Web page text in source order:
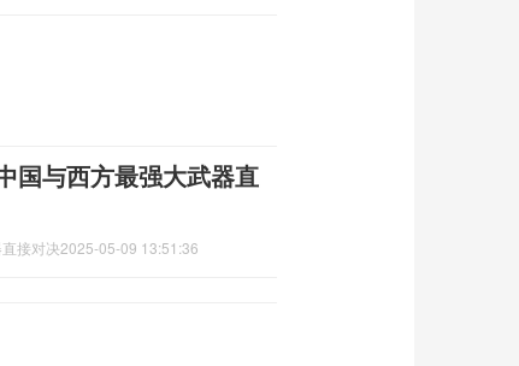
国与西方最强大武器直
接对决2025-05-09 13:51:36